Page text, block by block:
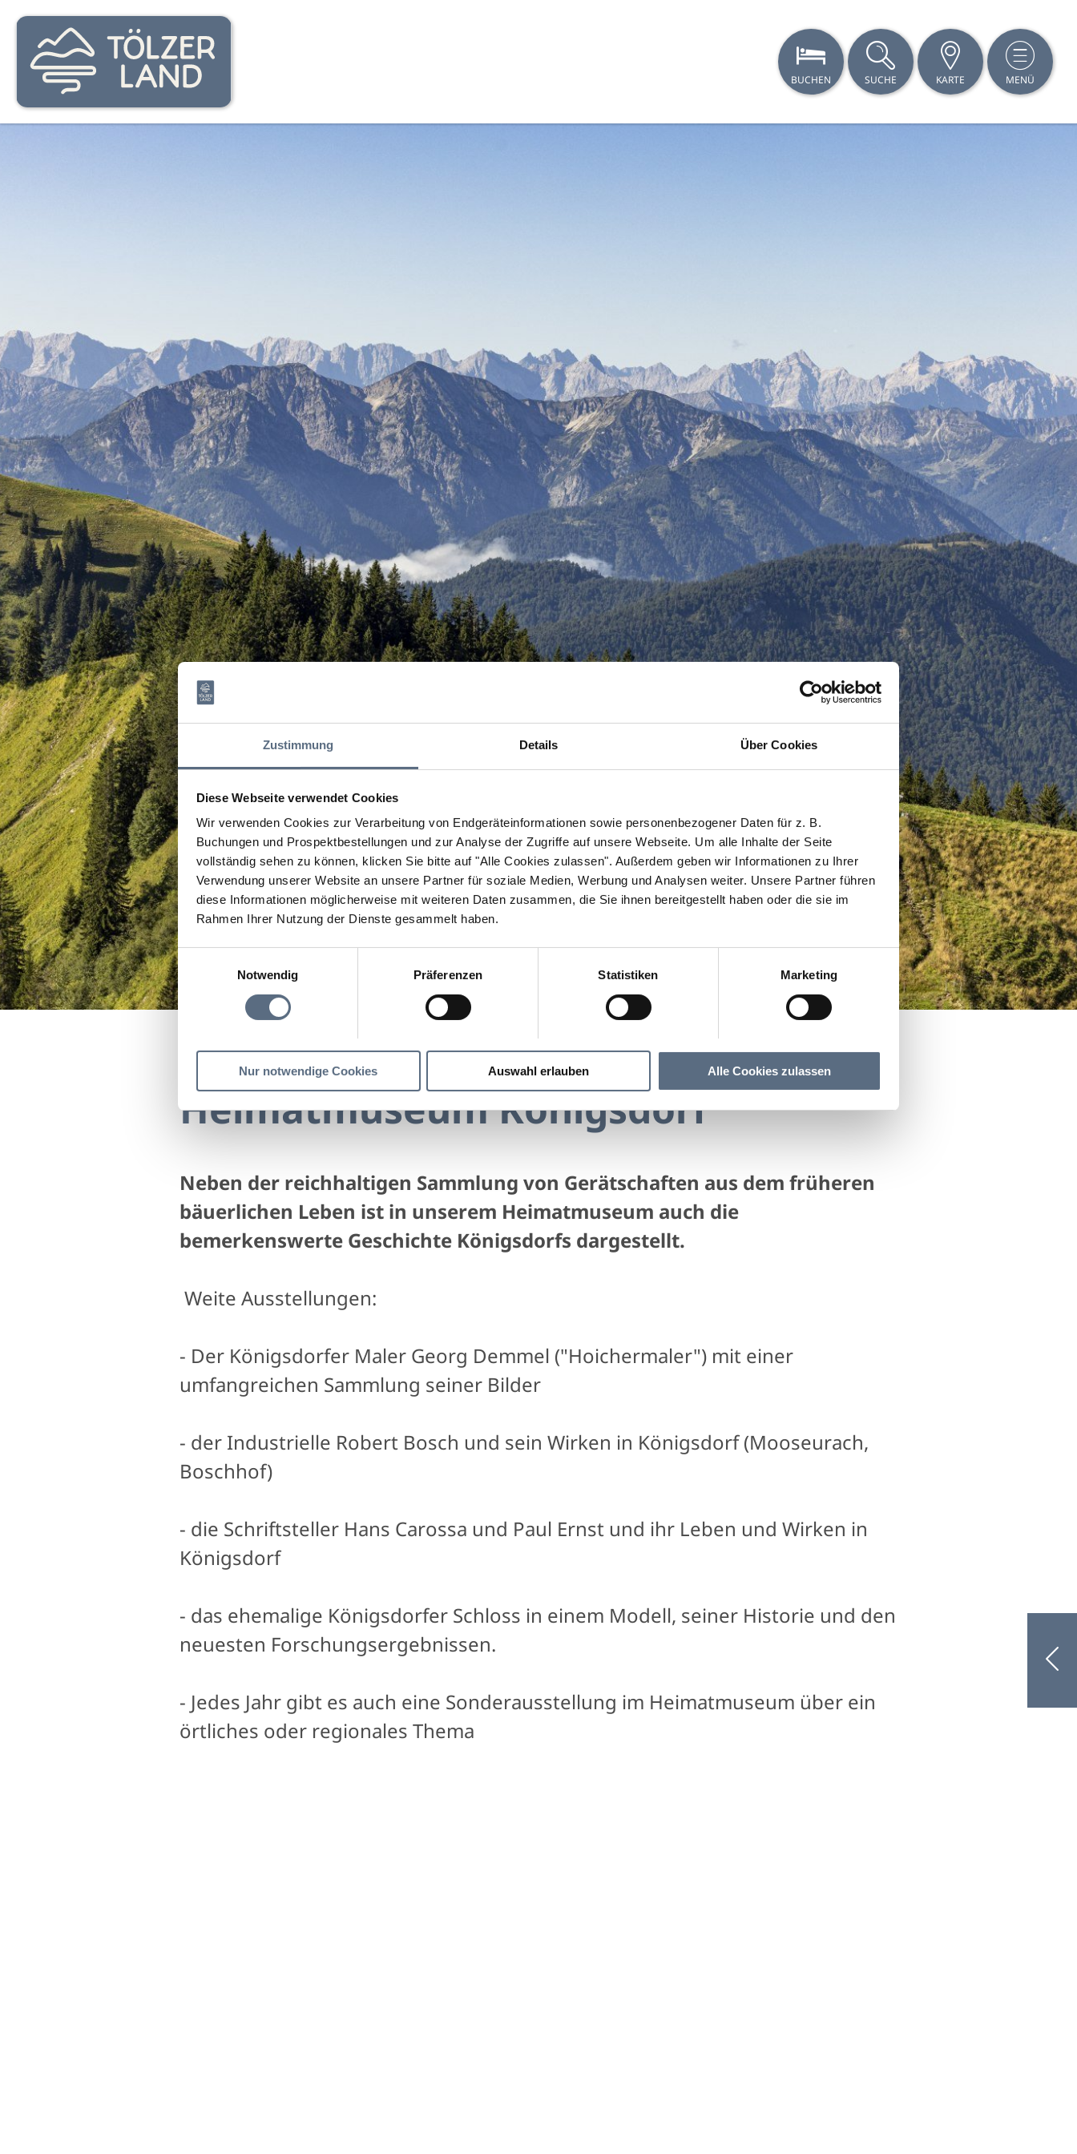
Zustimmung Details Über Cookies
Diese Webseite verwendet Cookies
Wir verwenden Cookies zur Verarbeitung von Endgeräteinformationen sowie personenbezogener Daten für z. B.
Buchungen und Prospektbestellungen und zur Analyse der Zugriffe auf unsere Webseite. Um alle Inhalte der Seite
vollständig sehen zu können, klicken Sie bitte auf "Alle Cookies zulassen". Außerdem geben wir Informationen zu Ihrer
Verwendung unserer Website an unsere Partner für soziale Medien, Werbung und Analysen weiter. Unsere Partner führen
diese Informationen möglicherweise mit weiteren Daten zusammen, die Sie ihnen bereitgestellt haben oder die sie im
Rahmen Ihrer Nutzung der Dienste gesammelt haben.
Einwilligungsauswahl
Notwendig
Präferenzen Statistiken Marketing
Nur notwendige Cookies Auswahl erlauben Alle Cookies zulassen
BUCHEN SUCHE KARTE MENÜ
Heimatmuseum Königsdorf
Heimatmuseum Königsdorf
Neben der reichhaltigen Sammlung von Gerätschaften aus dem früheren
bäuerlichen Leben ist in unserem Heimatmuseum auch die
bemerkenswerte Geschichte Königsdorfs dargestellt.
Weite Ausstellungen:
- Der Königsdorfer Maler Georg Demmel ("Hoichermaler") mit einer
umfangreichen Sammlung seiner Bilder
- der Industrielle Robert Bosch und sein Wirken in Königsdorf (Mooseurach,
Boschhof)
- die Schriftsteller Hans Carossa und Paul Ernst und ihr Leben und Wirken in
Königsdorf
- das ehemalige Königsdorfer Schloss in einem Modell, seiner Historie und den
neuesten Forschungsergebnissen.
- Jedes Jahr gibt es auch eine Sonderausstellung im Heimatmuseum über ein
örtliches oder regionales Thema